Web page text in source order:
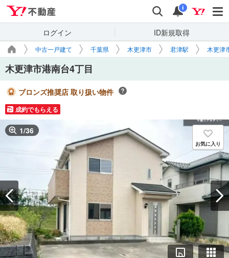
検索 通知
i
ログイン ID新規取得
中古一戸建て 千葉県 木更津市 君津駅 木更津
木更津市港南台4丁目
ブロンズ推奨店 取り扱い物件
成約でもらえる
1/36
お気に入り